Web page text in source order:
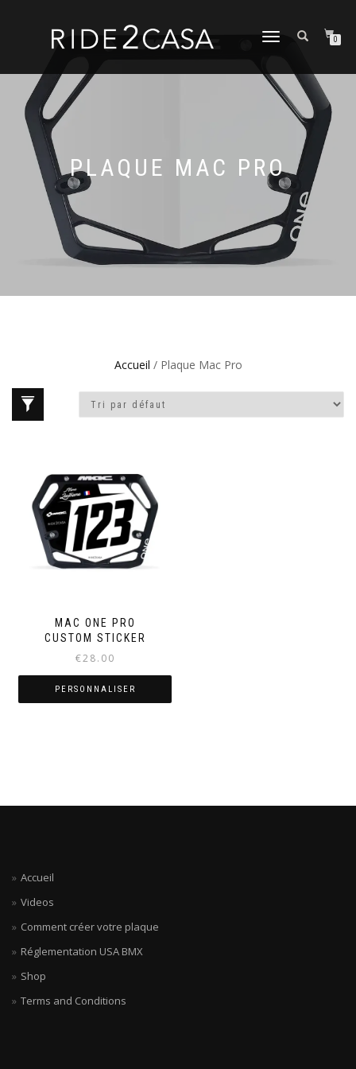
DÉPLIER
0
PLAQUE MAC PRO
Accueil / Plaque Mac Pro
MAC ONE PRO
CUSTOM STICKER
€28.00
PERSONNALISER
Accueil
Videos
Comment créer votre plaque
Réglementation USA BMX
Shop
Terms and Conditions